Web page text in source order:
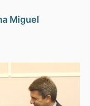
Miguel